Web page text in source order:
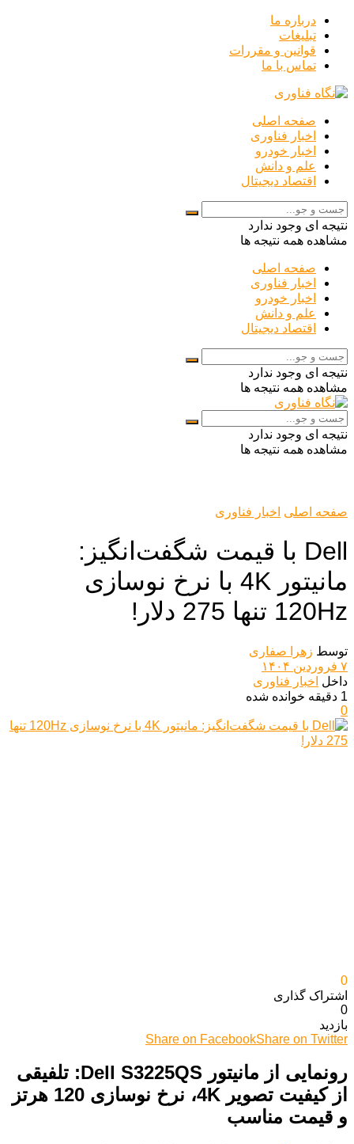
درباره ما
تبلیغات
قوانین و مقررات
تماس با ما
صفحه اصلی
اخبار فناوری
اخبار خودرو
علم و دانش
اقتصاد دیجیتال
نتیجه ای وجود ندارد
مشاهده همه نتیجه ها
صفحه اصلی
اخبار فناوری
اخبار خودرو
علم و دانش
اقتصاد دیجیتال
نتیجه ای وجود ندارد
مشاهده همه نتیجه ها
نتیجه ای وجود ندارد
مشاهده همه نتیجه ها
صفحه اصلی اخبار فناوری
Dell با قیمت شگفت‌انگیز:
مانیتور 4K با نرخ نوسازی
120Hz تنها 275 دلار!
توسط زهرا صفاری
۷ فروردین ۱۴۰۴
داخل اخبار فناوری
1 دقیقه خوانده شده
0
0
اشتراک گذاری‌
0
بازدید
Share on FacebookShare on Twitter
رونمایی از مانیتور Dell S3225QS: تلفیقی
از کیفیت تصویر 4K، نرخ نوسازی 120 هرتز
و قیمت مناسب